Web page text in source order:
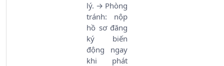
lý. → Phòng
tránh: nộp
hồ sơ đăng
ký biến
động ngay
khi phát